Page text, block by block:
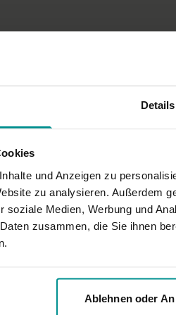
Details
und Anzeigen zu
zu analysieren. Außerdem
soziale Medien, Werbung und
zusammen, die Sie ihnen
Ablehnen oder
wunderschöne Stimme. Auch die
sehr gerne wieder, das Vorlesen